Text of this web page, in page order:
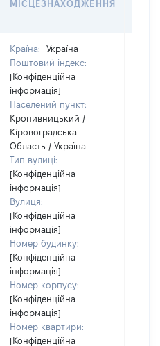
МІСЦЕЗНАХОДЖЕННЯ
Країна:
Україна
Поштовий індекс:
[Конфіденційна
інформація]
Населений пункт:
Кропивницький /
Кіровоградська
Область / Україна
Тип вулиці:
[Конфіденційна
інформація]
Вулиця:
[Конфіденційна
інформація]
Номер будинку:
[Конфіденційна
інформація]
Номер корпусу:
[Конфіденційна
інформація]
Номер квартири:
[Конфіденційна